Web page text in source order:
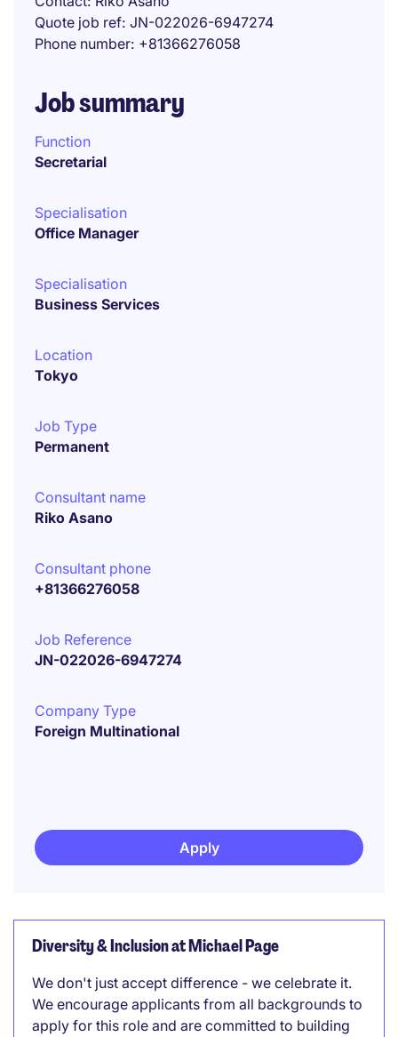
Quote job ref JN-022026-6947274
Phone number +81366276058
Job summary
Function
Secretarial
Specialisation
Office Manager
Specialisation
Business Services
Location
Tokyo
Job Type
Permanent
Consultant name
Riko Asano
Consultant phone
+81366276058
Job Reference
JN-022026-6947274
Company Type
Foreign Multinational
Apply
Diversity & Inclusion at Michael Page
We don't just accept difference - we celebrate it.
We encourage applicants from all backgrounds to
apply for this role and are committed to building